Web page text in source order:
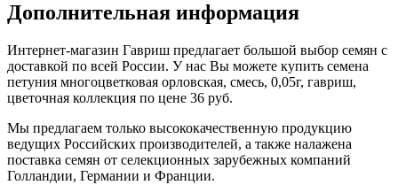
Дополнительная информация
Интернет-магазин Гавриш предлагает большой выбор семян с
доставкой по всей России. У нас Вы можете купить семена
петуния многоцветковая орловская, смесь, 0,05г, гавриш,
цветочная коллекция по цене 36 руб.
Мы предлагаем только высококачественную продукцию
ведущих Российских производителей, а также налажена
поставка семян от селекционных зарубежных компаний
Голландии, Германии и Франции.